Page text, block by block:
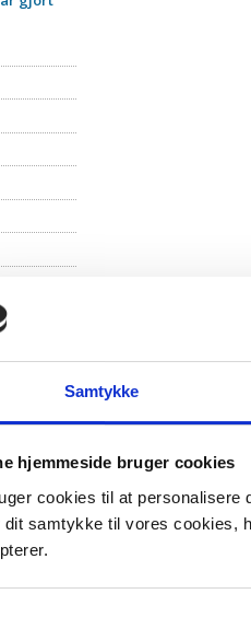
Samtykke
hjemmeside bruger cookies
cookies til at personalisere
dit samtykke til vores cookies,